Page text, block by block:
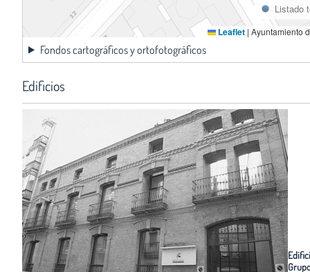
Listado
Leaflet | Ayuntamiento
Fondos cartográficos y ortofotográficos
Edificios